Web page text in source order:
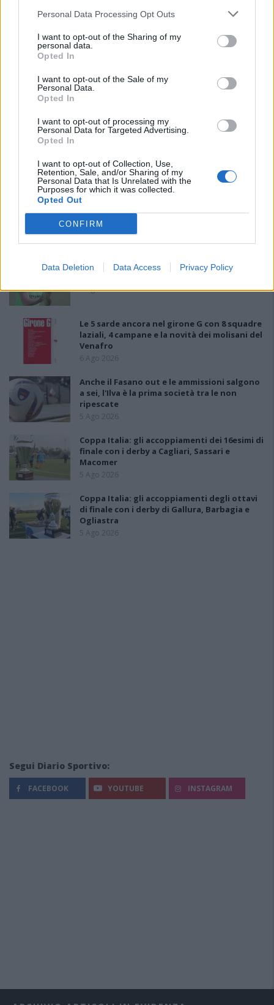
Personal Data Processing Opt Outs
I want to opt-out of the Sharing of my
personal data.
Opted In
I want to opt-out of the Sale of my
Personal Data.
Opted In
I want to opt-out of processing my
Personal Data for Targeted Advertising.
Opted In
I want to opt-out of Collection, Use,
Retention, Sale, and/or Sharing of my
Personal Data that Is Unrelated with the
Purposes for which it was collected.
Opted Out
CONFIRM
Data Deletion Data Access Privacy Policy
PIÙ LETTI OGGI
Il Buddusò in mani sicure con Mario Fadda, il
5 Ago 2026
Le 5 sarde ancora nel girone G con 8 squadre
laziali, 4 campane e la novità dei molisani del
Venafro
6 Ago 2026
Anche il Fasano out e le ammissioni salgono
a sei, l'Ilva è la prima società tra le non
ripescate
5 Ago 2026
Coppa Italia: gli accoppiamenti dei 16esimi di
finale con i derby a Cagliari, Sassari e
Macomer
5 Ago 2026
Coppa Italia: gli accoppiamenti degli ottavi
di finale con i derby di Gallura, Barbagia e
Ogliastra
5 Ago 2026
Segui Diario Sportivo:
FACEBOOK YOUTUBE INSTAGRAM